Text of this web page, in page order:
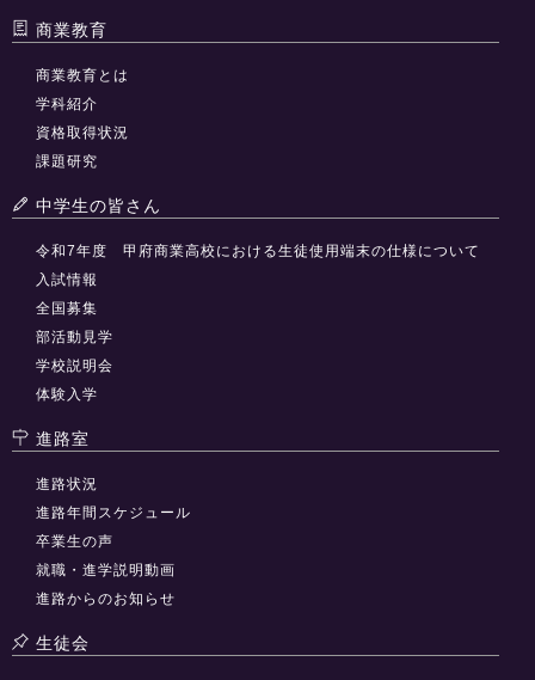
商業教育
商業教育とは
学科紹介
資格取得状況
課題研究
中学生の皆さん
令和7年度 甲府商業高校における生徒使用端末の仕様について
入試情報
全国募集
部活動見学
学校説明会
体験入学
進路室
進路状況
進路年間スケジュール
卒業生の声
就職・進学説明動画
進路からのお知らせ
生徒会